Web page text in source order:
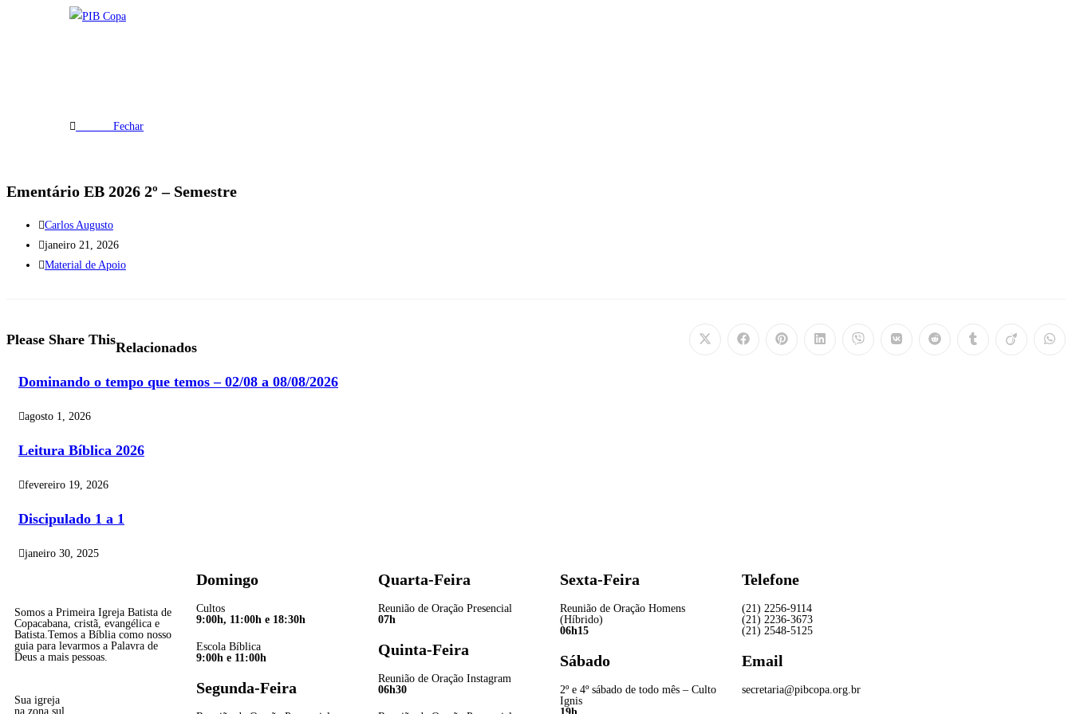
Fechar
Ementário EB 2026 2º – Semestre
Carlos Augusto
janeiro 21, 2026
Material de Apoio
Please Share ThisRelacionados
Dominando o tempo que temos – 02/08 a 08/08/2026
agosto 1, 2026
Leitura Bíblica 2026
fevereiro 19, 2026
Discipulado 1 a 1
janeiro 30, 2025
Somos a Primeira Igreja Batista de
Copacabana, cristã, evangélica e
Batista.Temos a Bíblia como nosso
guia para levarmos a Palavra de
Deus a mais pessoas.
Sua igreja
na zona sul
Domingo
Cultos
9:00h, 11:00h e 18:30h
Escola Bíblica
9:00h e 11:00h
Segunda-Feira
Quarta-Feira
Reunião de Oração Presencial
07h
Quinta-Feira
Reunião de Oração Instagram
06h30
Sexta-Feira
Reunião de Oração Homens
(Híbrido)
06h15
Sábado
2º e 4º sábado de todo mês – Culto
Ignis
Telefone
(21) 2256-9114
(21) 2236-3673
(21) 2548-5125
Email
secretaria@pibcopa.org.br